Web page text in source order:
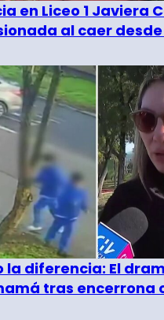
en Liceo 1 Javiera
al caer
la diferencia: El
tras encerrona